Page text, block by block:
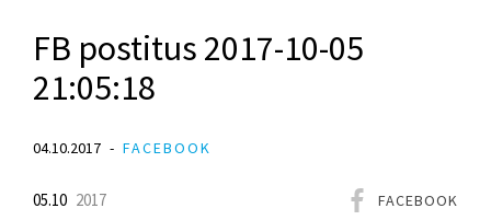
FB postitus 2017-10-05
21:05:18
04.10.2017 FACEBOOK
FACEBOOK
05.10 2017